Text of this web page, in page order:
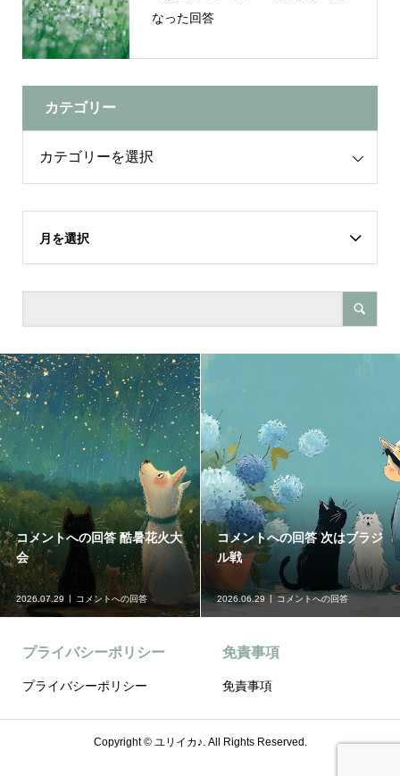
なった回答
カテゴリー
月を選択
コメントへの回答 台風発生要
注意
2026.05.30 コメントへの回答
コメントへの回答 GW
2026.04.25 コメントへの回答
プライバシーポリシー
プライバシーポリシー
免責事項
免責事項
Copyright ©ユリイカ♪. All Rights Reserved.